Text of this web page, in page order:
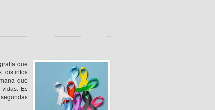
que
distintos
que
vidas. Es